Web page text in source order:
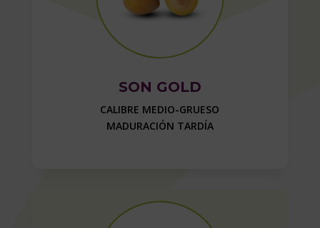
SON GOLD
CALIBRE MEDIO-GRUESO
MADURACIÓN TARDÍA